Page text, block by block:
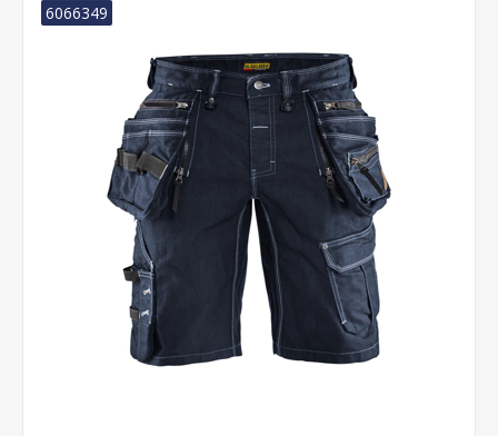
6066349